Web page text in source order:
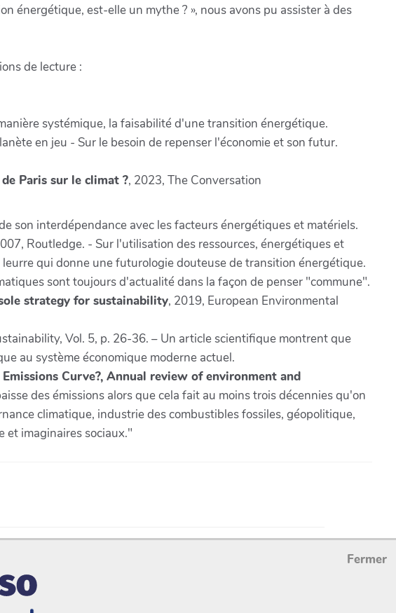
Fermer
énergétique, est-elle un mythe ? », nous avons pu assister à des
de lecture :
systémique, la faisabilité d'une transition énergétique.
en jeu - Sur le besoin de repenser l'économie et son futur.
Paris sur le climat ?, 2023, The Conversation
son interdépendance avec les facteurs énergétiques et matériels.
Routledge. - Sur l'utilisation des ressources, énergétiques et
qui donne une futurologie douteuse de transition énergétique.
sont toujours d'actualité dans la façon de penser "commune".
strategy for sustainability, 2019, European Environmental
Vol. 5, p. 26-36. – Un article scientifique montrent que
au système économique moderne actuel.
Curve?, Annual review of environment and
des émissions alors que cela fait au moins trois décennies qu'on
climatique, industrie des combustibles fossiles, géopolitique,
et imaginaires sociaux."
avec